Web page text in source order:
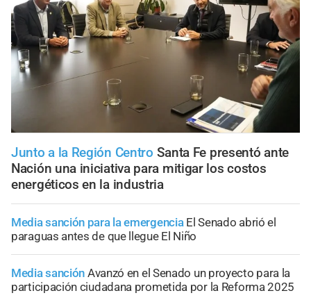
Junto a la Región Centro Santa Fe presentó ante
Nación una iniciativa para mitigar los costos
energéticos en la industria
Media sanción para la emergencia El Senado abrió el
paraguas antes de que llegue El Niño
Media sanción Avanzó en el Senado un proyecto para la
participación ciudadana prometida por la Reforma 2025